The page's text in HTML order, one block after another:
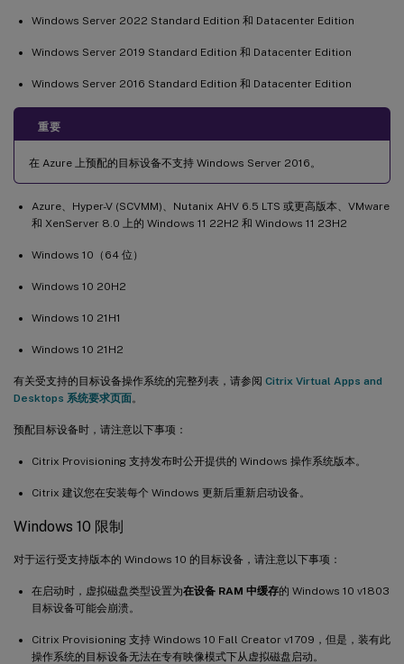
Windows Server 2022 Standard Edition 和 Datacenter Edition
Windows Server 2019 Standard Edition 和 Datacenter Edition
Windows Server 2016 Standard Edition 和 Datacenter Edition
重要
在 Azure 上预配的目标设备不支持 Windows Server 2016。
Azure、Hyper-V (SCVMM)、Nutanix AHV 6.5 LTS 或更高版本、VMware
和 XenServer 8.0 上的 Windows 11 22H2 和 Windows 11 23H2
Windows 10（64 位）
Windows 10 20H2
Windows 10 21H1
Windows 10 21H2
有关受支持的目标设备操作系统的完整列表，请参阅 Citrix Virtual Apps and
Desktops 系统要求页面。
预配目标设备时，请注意以下事项：
Citrix Provisioning 支持发布时公开提供的 Windows 操作系统版本。
Citrix 建议您在安装每个 Windows 更新后重新启动设备。
Windows 10 限制
对于运行受支持版本的 Windows 10 的目标设备，请注意以下事项：
在启动时，虚拟磁盘类型设置为在设备 RAM 中缓存的 Windows 10 v1803
目标设备可能会崩溃。
Citrix Provisioning 支持 Windows 10 Fall Creator v1709，但是，装有此
操作系统的目标设备无法在专有映像模式下从虚拟磁盘启动。